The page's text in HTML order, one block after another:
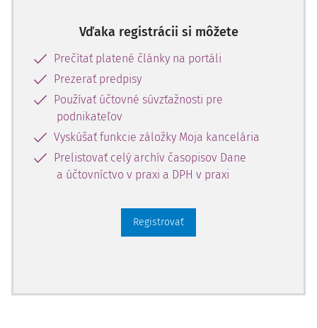
podala oneskorene a totooneskorenie je viac ako 30 dní
zákon o DPH v § 69 ods. 13, § 55 ods. 3, § 78 ods. 9 a § 85f
ods. 1 upravuje povinnosti a práva tejto zd
Vďaka registrácii si môžete
Prečítať platené články na portáli
Prezerať predpisy
Používať účtovné súvzťažnosti pre
podnikateľov
Vyskúšať funkcie záložky Moja kancelária
Prelistovať celý archív časopisov Dane
a účtovníctvo v praxi a DPH v praxi
Registrovať